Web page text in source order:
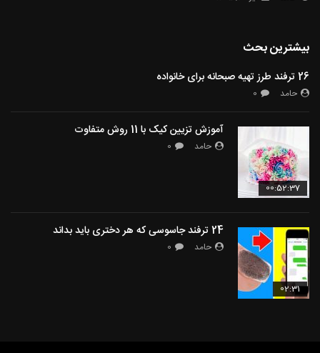
بیشترین بحث
26 ترفند طرز تهیه صبحانه برای خانواده
حامد 0
00:52:37
آموزش تزیین کیک با 11 روش متفاوت
حامد 0
02:31
24 ترفند جاسوسی که هر دختری باید بداند
حامد 0